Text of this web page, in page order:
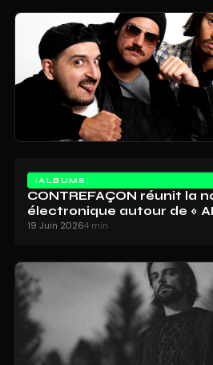
ALBUMS
CONTREFAÇON réunit la
électronique autour de «
19 Juin 20264 min